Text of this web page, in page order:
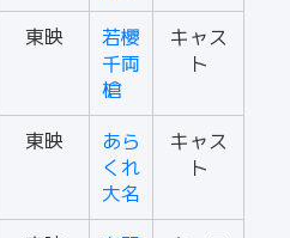
東映
若櫻
千両
槍
キャス
ト
東映
あら
くれ
大名
キャス
ト